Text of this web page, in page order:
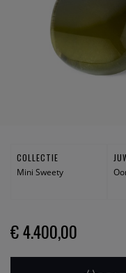
COLLECTIE
Mini Sweety
€ 4.400,00